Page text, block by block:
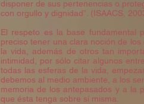
disponer de sus pertenencias o
con orgullo y dignidad”. (ISAACS,
El respeto es la base fundamental
preciso tener una clara noción de
la vida, además de otros tan
intimidad, por sólo citar algunos
todas las esferas de la vida,
debemos al medio ambiente, a los
memoria de los antepasados y a la
que ésta tenga sobre sí misma.